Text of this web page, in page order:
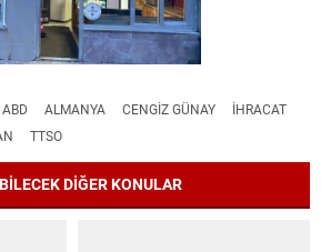
ABD ALMANYA CENGIZ GÜNAY
İHRACAT
TTSO
DİĞER KONULAR